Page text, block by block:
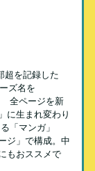
超を記録した
ズ名を
全ページを新
に生まれ変わり
「マンガ」
ジ」で構成。中
もおススメで